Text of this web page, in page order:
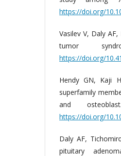
https://doi.org/
Vasilev V, Daly
tumor
https://doi.org/
Hendy GN, Kaji
superfamily
and
https://doi.org/
Daly AF,
pituitary